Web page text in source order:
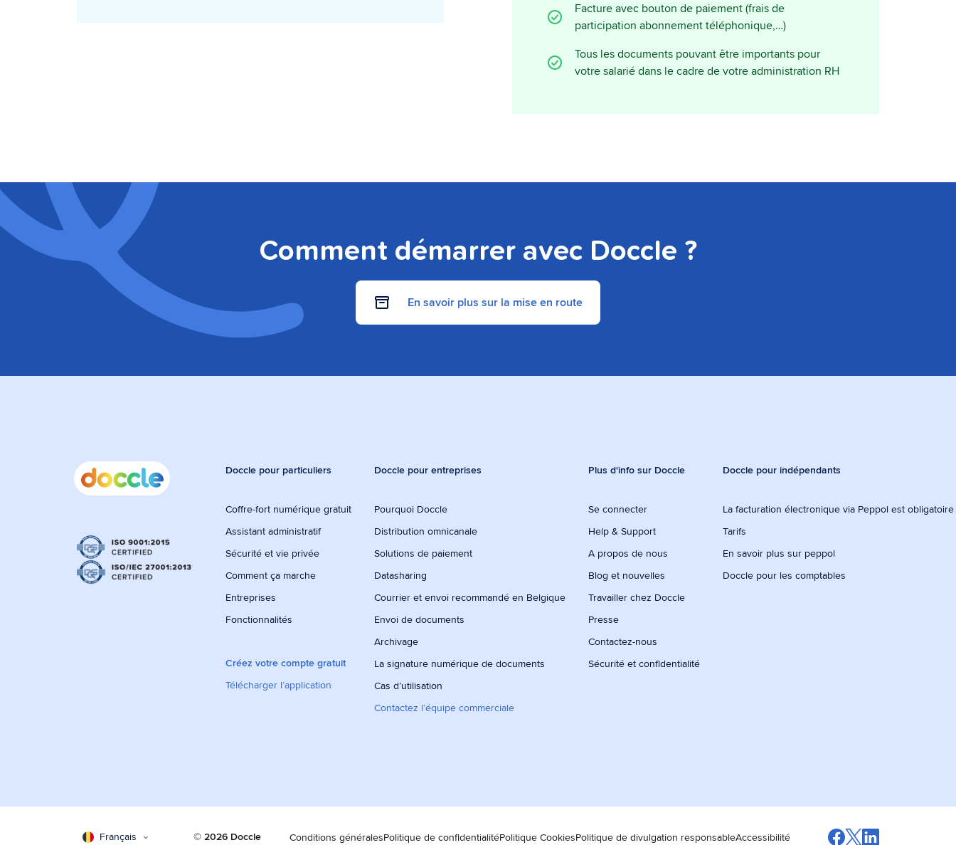
Facture avec bouton de paiement (frais de
participation abonnement téléphonique,…)
Tous les documents pouvant être importants pour
votre salarié dans le cadre de votre administration RH
Comment démarrer avec Doccle ?
En savoir plus sur la mise en route
Doccle pour particuliers
Coffre-fort numérique gratuit
Assistant administratif
Sécurité et vie privée
Comment ça marche
Entreprises
Fonctionnalités
Créez votre compte gratuit
Télécharger l’application
Doccle pour entreprises
Pourquoi Doccle
Distribution omnicanale
Solutions de paiement
Datasharing
Courrier et envoi recommandé en Belgique
Envoi de documents
Archivage
La signature numérique de documents
Cas d’utilisation
Contactez l’équipe commerciale
Plus d'info sur Doccle
Se connecter
Help & Support
A propos de nous
Blog et nouvelles
Travailler chez Doccle
Presse
Contactez-nous
Sécurité et confidentialité
Doccle pour indépendants
La facturation électronique via Peppol est
Tarifs
En savoir plus sur peppol
Doccle pour les comptables
Français © 2026 Doccle Conditions généralesPolitique de confidentialitéPolitique CookiesPolitique de divulgation responsableAccessibilité